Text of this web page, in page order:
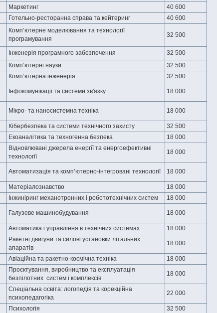
Маркетинг
40 600
Готельно-ресторанна справа та кейтеринг
40 600
Комп’ютерне моделювання та технології
програмування
32 500
Інженерія програмного забезпечення 32 500
Комп’ютерні науки
32 500
Комп’ютерна інженерія 32 500
Інфокомунікації та системи зв'язку 18 000
Мікро- та наносистемна техніка 18 000
Кібербезпека та системи технічного захисту
32 500
Екоаналітика та техногенна безпека 18 000
Відновлювані джерела енергії та енергоефективні
технології
18 000
Автоматизація та комп’ютерно-інтегровані технології 18 000
Матеріалознавство
18 000
Інжиніринг механотронних і робототехнічних систем 18 000
Галузеве машинобудування 18 000
Автоматика і управління в технічних системах 18 000
Ракетні двигуни та силові установки літальних
апаратів
18 000
Авіаційна та ракетно-космічна техніка 18 000
Проєктування, виробництво та експлуатація
безпілотних систем і комплексів
18 000
Спеціальна освіта: логопедія та корекційна
психопедагогіка
22 000
Психологія
32 500